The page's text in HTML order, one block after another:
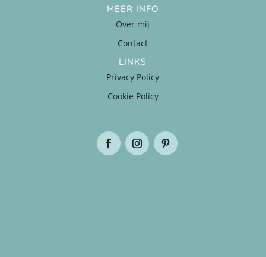
MEER INFO
Over mij
Contact
LINKS
Privacy Policy
Cookie Policy